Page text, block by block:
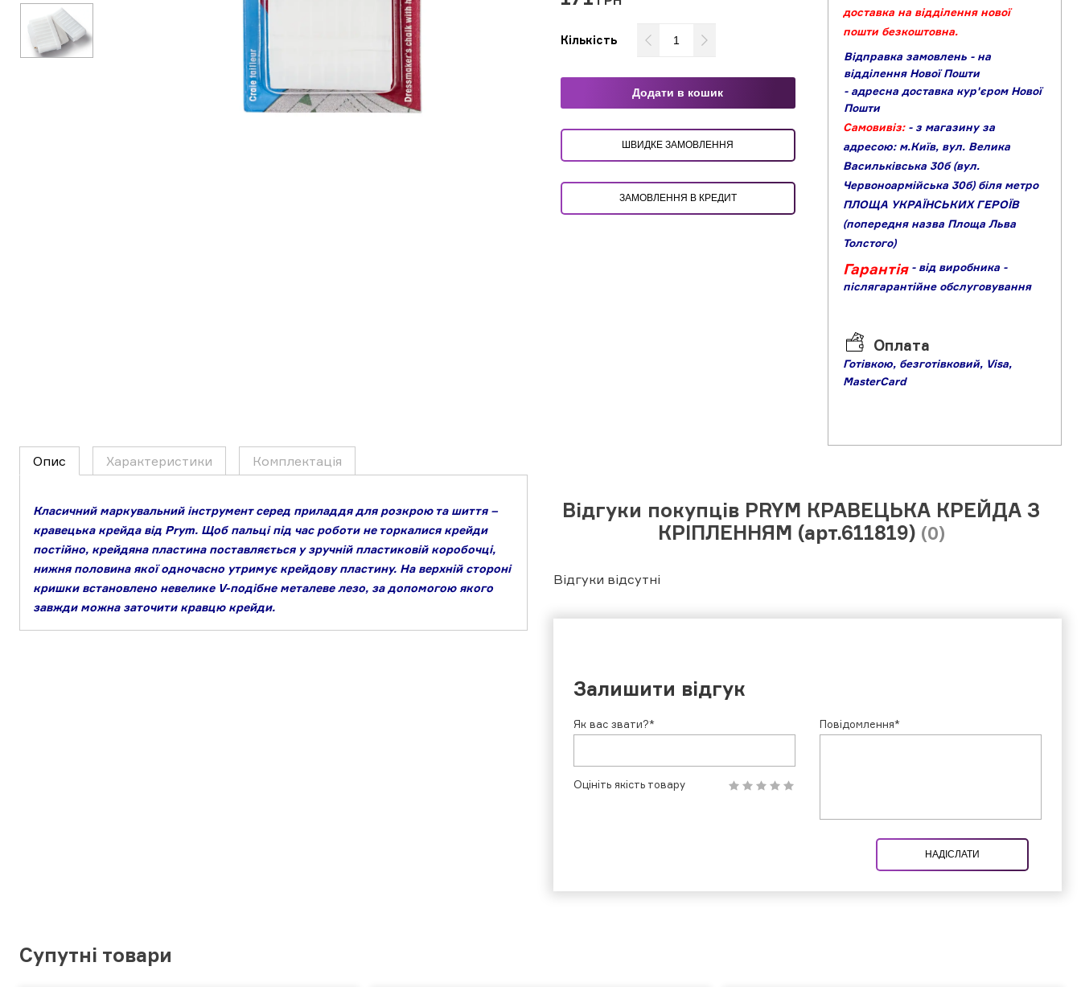
АКСЕСУАРИ
Кількість
Додати в кошик
ШВИДКЕ ЗАМОВЛЕННЯ
ЗАМОВЛЕННЯ В КРЕДИТ
доставка на відділення нової
пошти безкоштовна.
Відправка замовлень - на
відділення Нової Пошти
- адресна доставка кур'єром Нової
Пошти
Самовивіз: - з магазину за
адресою: м.Київ, вул. Велика
Васильківська 30б (вул.
Червоноармійська 30б) біля метро
ПЛОЩА УКРАЇНСЬКИХ ГЕРОЇВ
(попередня назва Площа Льва
Толстого)
Гарантія - від виробника -
післягарантійне обслуговування
Оплата
Готівкою, безготівковий, Visa,
MasterCard
Опис Характеристики Комплектація
Класичний маркувальний інструмент серед приладдя для розкрою та шиття –
кравецька крейда від Prym. Щоб пальці під час роботи не торкалися крейди
постійно, крейдяна пластина поставляється у зручній пластиковій коробочці,
нижня половина якої одночасно утримує крейдову пластину. На верхній стороні
кришки встановлено невелике V-подібне металеве лезо, за допомогою якого
завжди можна заточити кравцю крейди.
Відгуки покупців PRYM КРАВЕЦЬКА КРЕЙДА З
КРІПЛЕННЯМ (арт.611819) (0)
Відгуки відсутні
Залишити відгук
Повідомлення*
Як вас звати?*
Оцініть якість товару
НАДІСЛАТИ
Супутні товари